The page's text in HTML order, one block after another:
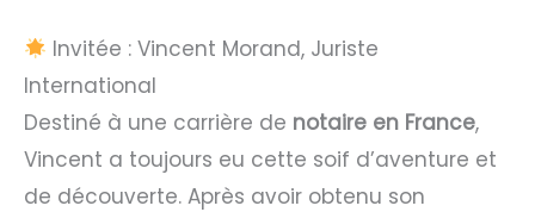
Invitée : Vincent Morand, Juriste
International
Destiné à une carrière de notaire en France,
Vincent a toujours eu cette soif d’aventure et
de découverte. Après avoir obtenu son